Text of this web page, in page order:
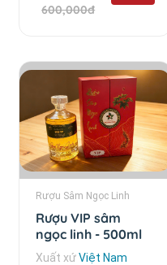
600,000đ
Rượu Sâm Ngọc Linh
Rượu VIP sâm
ngọc linh - 500ml
Xuất xứViệt Nam